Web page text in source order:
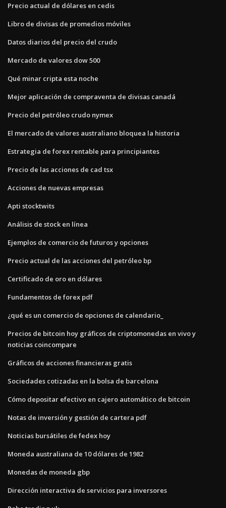
Precio actual de dólares en cedis
Libro de divisas de promedios móviles
Datos diarios del precio del crudo
Mercado de valores dow 500
Qué minar cripta esta noche
Mejor aplicación de compraventa de divisas canadá
Precio del petróleo crudo nymex
El mercado de valores australiano bloquea la historia
Estrategia de forex rentable para principiantes
Precio de las acciones de cad tsx
Acciones de nuevas empresas
Apti stocktwits
Análisis de stock en línea
Ejemplos de comercio de futuros y opciones
Precio actual de las acciones del petróleo bp
Certificado de oro en dólares
Fundamentos de forex pdf
¿qué es un comercio de opciones de calendario_
Precios de bitcoin hoy gráficos de criptomonedas en vivo y
noticias coincompare
Gráficos de acciones financieras gratis
Sociedades cotizadas en la bolsa de barcelona
Cómo depositar efectivo en cajero automático de bitcoin
Notas de inversión y gestión de cartera pdf
Noticias bursátiles de fedex hoy
Moneda australiana de 10 dólares de 1982
Monedas de moneda gbp
Dirección interactiva de servicios para inversores